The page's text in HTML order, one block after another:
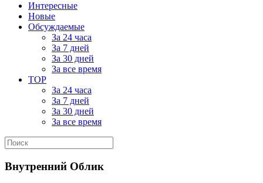
Интересные
Новые
Обсуждаемые
За 24 часа
За 7 дней
За 30 дней
За все время
TOP
За 24 часа
За 7 дней
За 30 дней
За все время
Внутренний Облик